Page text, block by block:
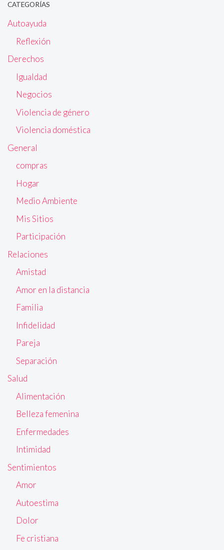
CATEGORÍAS
Autoayuda
Reflexión
Derechos
Igualdad
Negocios
Violencia de género
Violencia doméstica
General
compras
Hogar
Medio Ambiente
Mis Sitios
Participación
Relaciones
Amistad
Amor en la distancia
Familia
Infidelidad
Pareja
Separación
Salud
Alimentación
Belleza femenina
Enfermedades
Intimidad
Sentimientos
Amor
Autoestima
Dolor
Fe cristiana